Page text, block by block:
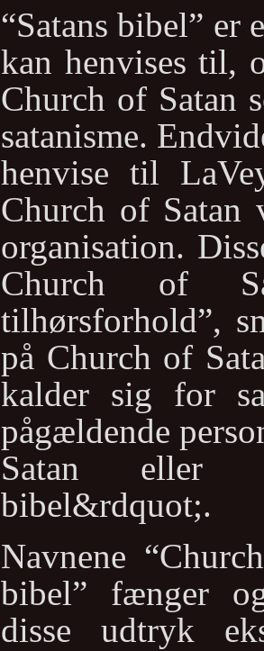
“Satans bibel” er
kan henvises til,
Church of Satan
satanisme.
henvise til
Church of Satan
organisation.
Church of
tilhørsforhold”,
på Church of
kalder sig for
pågældende
Satan eller
bibel&rdquot;.
Navnene
bibel” fænger
disse udtryk